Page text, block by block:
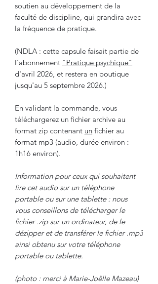
soutien au développement de la
faculté de discipline, qui grandira avec
la fréquence de pratique.
(NDLA : cette capsule faisait partie de
l'abonnement "Pratique psychique"
d'avril 2026, et restera en boutique
jusqu'au 5 septembre 2026.)
En validant la commande, vous
téléchargerez un fichier archive au
format zip contenant un fichier au
format mp3 (audio, durée environ :
1h16 environ).
Information pour ceux qui souhaitent
lire cet audio sur un téléphone
portable ou sur une tablette : nous
vous conseillons de télécharger le
fichier .zip sur un ordinateur, de le
dézipper et de transférer le fichier .mp3
ainsi obtenu sur votre téléphone
portable ou tablette.
(photo : merci à Marie-Joëlle Mazeau)